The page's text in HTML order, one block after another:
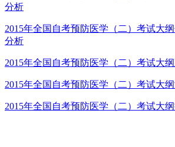
分析
2015年全国自考预防医学（二）考试大
分析
2015年全国自考预防医学（二）考试大
2015年全国自考预防医学（二）考试大
2015年全国自考预防医学（二）考试大